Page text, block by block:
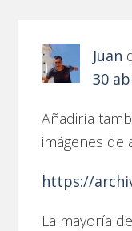
Juan
30
Añadiría
imágenes de
https://
La mayoría